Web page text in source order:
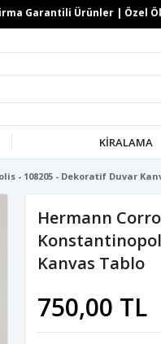
Garantili Ürünler | Özel
KİRALAMA
- 108205 - Dekoratif Duvar
Hermann
Kanvas Tablo
750,00 TL